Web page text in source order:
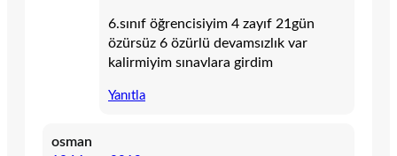
6.sınıf öğrencisiyim 4 zayıf 21gün
özürsüz 6 özürlü devamsızlık var
kalirmiyim sınavlara girdim
Yanıtla
osman